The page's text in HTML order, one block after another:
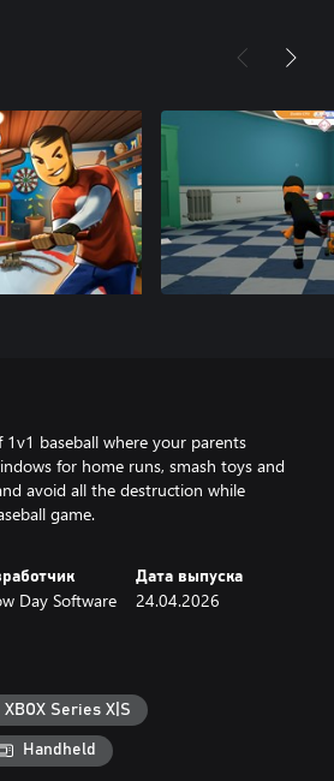
1v1 baseball where your parents
for home runs, smash toys and
avoid all the destruction while
game.
Day Software
Дата выпуска
24.04.2026
XBOX Series X|S
Handheld